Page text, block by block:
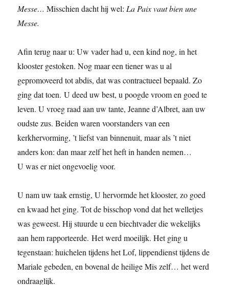
Messe… Misschien dacht hij wel: La Paix vaut bien une
Messe.
Afin terug naar u: Uw vader had u, een kind nog, in het
klooster gestoken. Nog maar een tiener was u al
gepromoveerd tot abdis, dat was contractueel bepaald. Zo
ging dat toen. U deed uw best, u poogde vroom en goed te
leven. U vroeg raad aan uw tante, Jeanne d’Albret, aan uw
oudste zus. Beiden waren voorstanders van een
kerkhervorming, ’t liefst van binnenuit, maar als ’t niet
anders kon: dan maar zelf het heft in handen nemen…
U was er niet ongevoelig voor.
U nam uw taak ernstig, U hervormde het klooster, zo goed
en kwaad het ging. Tot de bisschop vond dat het welletjes
was geweest. Hij stuurde u een biechtvader die wekelijks
aan hem rapporteerde. Het werd moeilijk. Het ging u
tegenstaan: huichelen tijdens het Lof, lippendienst tijdens de
Mariale gebeden, en bovenal de heilige Mis zelf… het werd
ondraaglijk.